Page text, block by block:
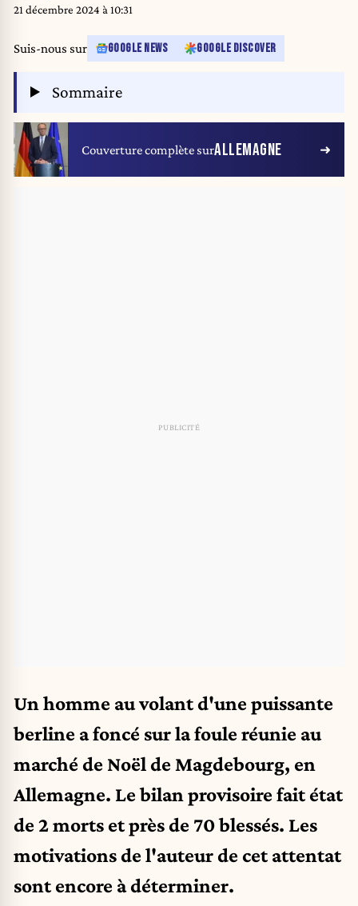
2024 Old Market Attack on Magdeburg Christmas market Car crashes into
extensively Copyright: xdtsxNachrichtenagenturx dts_54321
21 décembre 2024 à 10:31
Suis-nous sur GOOGLE NEWS GOOGLE DISCOVER
Sommaire
Couverture complète surALLEMAGNE
Un homme au volant d'une puissante
berline a foncé sur la foule réunie au
marché de Noël de Magdebourg, en
Allemagne. Le bilan provisoire fait état
de 2 morts et près de 70 blessés. Les
motivations de l'auteur de cet attentat
sont encore à déterminer.